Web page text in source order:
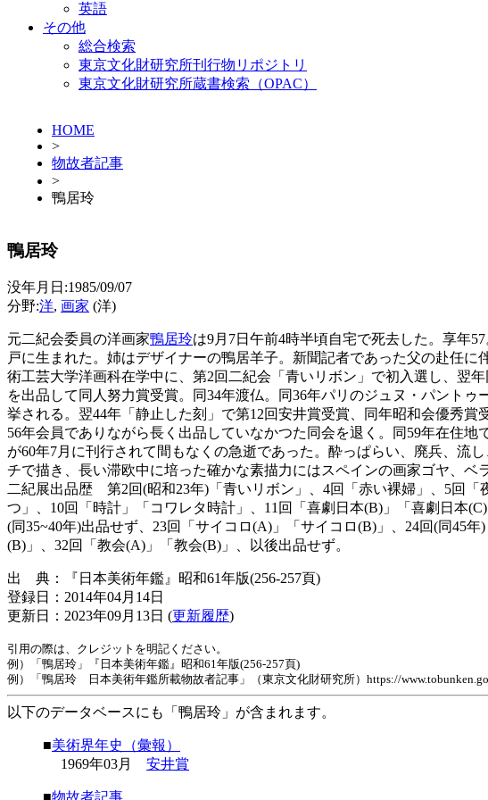
英語
その他
総合検索
東京文化財研究所刊行物リポジトリ
東京文化財研究所蔵書検索（OPAC）
HOME
>
物故者記事
>
鴨居玲
鴨居玲
没年月日:1985/09/07
分野:洋, 画家 (洋)
元二紀会委員の洋画家鴨居玲は9月7日午前4時半頃自宅で死去した。享年
戸に生まれた。姉はデザイナーの鴨居羊子。新聞記者であった父の赴任
術工芸大学洋画科在学中に、第2回二紀会「青いリボン」で初入選し、翌
を出品して同人努力賞受賞。同34年渡仏。同36年パリのジュヌ・パント
挙される。翌44年「静止した刻」で第12回安井賞受賞、同年昭和会優秀
56年会員でありながら長く出品していなかつた同会を退く。同59年在住
が60年7月に刊行されて間もなくの急逝であった。酔っぱらい、廃兵、流
チで描き、長い滞欧中に培った確かな素描力にはスペインの画家ゴヤ、ベ
二紀展出品歴 第2回(昭和23年)「青いリボン」、4回「赤い裸婦」、5回
つ」、10回「時計」「コワレタ時計」、11回「喜劇日本(B)」「喜劇日本
(同35~40年)出品せず、23回「サイコロ(A)」「サイコロ(B)」、24回(同45
(B)」、32回「教会(A)」「教会(B)」、以後出品せず。
出 典：『日本美術年鑑』昭和61年版(256-257頁)
登録日：2014年04月14日
更新日：2023年09月13日 (更新履歴)
引用の際は、クレジットを明記ください。
例）「鴨居玲」『日本美術年鑑』昭和61年版(256-257頁)
例）「鴨居玲 日本美術年鑑所載物故者記事」（東京文化財研究所）https://
以下のデータベースにも「鴨居玲」が含まれます。
■美術界年史（彙報）
1969年03月 安井賞